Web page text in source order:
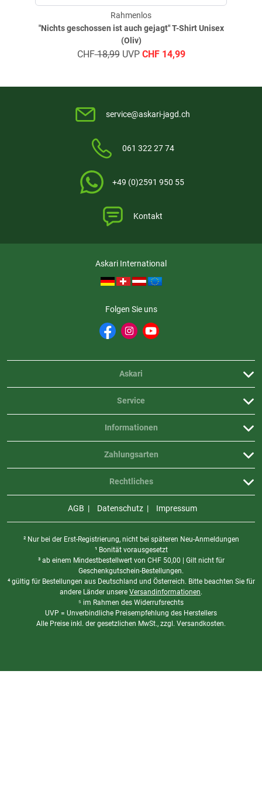
"Nichts geschossen ist auch gejagt" T-Shirt Unisex
(Oliv)
Rahmenlos
CHF18,99UVP CHF14,99
service@askari-jagd.ch
061 322 27 74
+49 (0)2591 950 55
Kontakt
Askari International
Folgen Sie uns
Askari
Service
Informationen
Rechtliches
Zahlungsarten
AGB Datenschutz Impressum
² Nur bei der Erst-Registrierung, nicht bei späteren Neu-Anmeldungen
¹ Bonität vorausgesetzt
³ ab einem Mindestbestellwert von CHF50,00 | Gilt nicht für
Geschenkgutschein-Bestellungen.
⁴ gültig für Bestellungen aus Deutschland und Österreich. Bitte beachten Sie für
andere Länder unsere Versandinformationen.
⁵ im Rahmen des Widerrufsrechts
UVP = Unverbindliche Preisempfehlung des Herstellers
Alle Preise inkl. der gesetzlichen MwSt., zzgl. Versandkosten.